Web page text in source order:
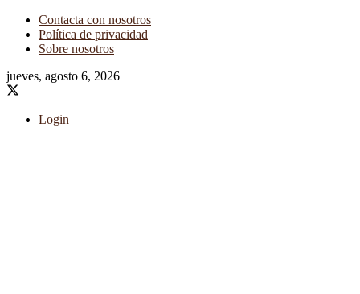
Contacta con nosotros
Política de privacidad
Sobre nosotros
jueves, agosto 6, 2026
Login